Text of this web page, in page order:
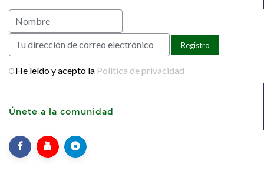
He leído y acepto la Política de privacidad
Únete a la comunidad